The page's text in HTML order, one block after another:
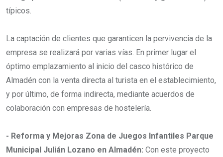
típicos.
La captación de clientes que garanticen la pervivencia de la
empresa se realizará por varias vías. En primer lugar el
óptimo emplazamiento al inicio del casco histórico de
Almadén con la venta directa al turista en el establecimiento,
y por último, de forma indirecta, mediante acuerdos de
colaboración con empresas de hostelería.
- Reforma y Mejoras Zona de Juegos Infantiles Parque
Municipal Julián Lozano en Almadén: Con este proyecto